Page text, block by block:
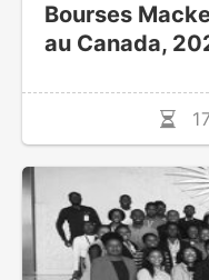
Bourses
au Canada,